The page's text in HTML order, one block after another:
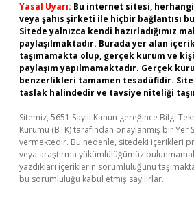
Yasal Uyarı: Bu internet sitesi,
veya şahıs şirketi ile hiçbir bağlantısı
Sitede yalnızca kendi hazırladığımız
paylaşılmaktadır. Burada yer alan
taşımamakta olup, gerçek kurum ve
paylaşım yapılmamaktadır. Gerçek
benzerlikleri tamamen tesadüfidir.
taslak halindedir ve tavsiye niteliği
Sitemiz, 5651 Sayılı Kanun gereğince Bilgi
Kurumu (BTK) tarafından onaylanmış bir Yer
vermektedir. Bu nedenle, sitedeki içerikleri
veya araştırma yükümlülüğümüz
yazdıkları içeriklerin sorumluluğunu
bu sorumluluğu kabul etmiş sayılırlar.